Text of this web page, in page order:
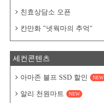
친효상담소 오픈
칸만화 "넷웍마의 추억"
세컨콘텐츠
아마존 블프 SSD 할인 NEW
알리 천원마트 NEW